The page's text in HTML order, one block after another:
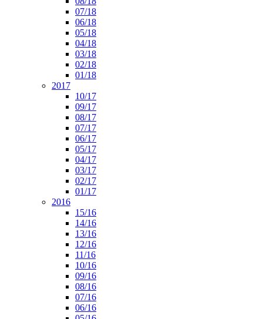
07/18
06/18
05/18
04/18
03/18
02/18
01/18
2017
10/17
09/17
08/17
07/17
06/17
05/17
04/17
03/17
02/17
01/17
2016
15/16
14/16
13/16
12/16
11/16
10/16
09/16
08/16
07/16
06/16